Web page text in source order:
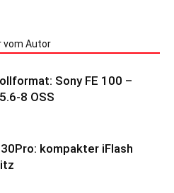
vom Autor
Sony FE 100 –
8 OSS
kompakter iFlash